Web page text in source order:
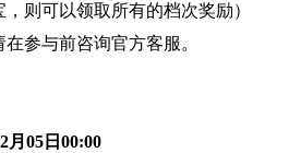
则可以领取所有的档次奖励）
参与前咨询官方客服。
月05日00:00